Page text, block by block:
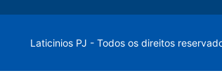
Laticinios PJ - Todos os direitos